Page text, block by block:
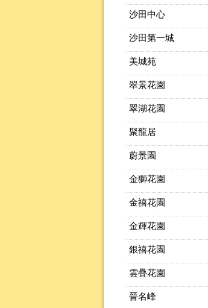
沙田中心
沙田第一城
美城苑
翠景花園
翠湖花園
聚龍居
蔚景園
金獅花園
金禧花園
金輝花園
銀禧花園
雲疊花園
晉名峰